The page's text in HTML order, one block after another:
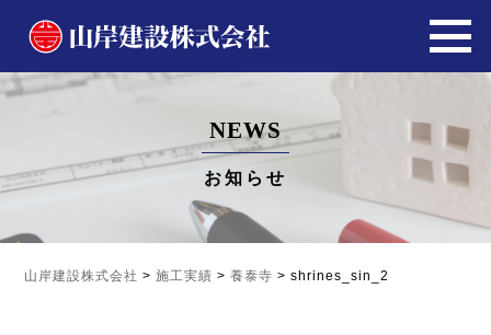
NEWS
お知らせ
山岸建設株式会社 >施工実績 >養泰寺 >shrines_sin_2